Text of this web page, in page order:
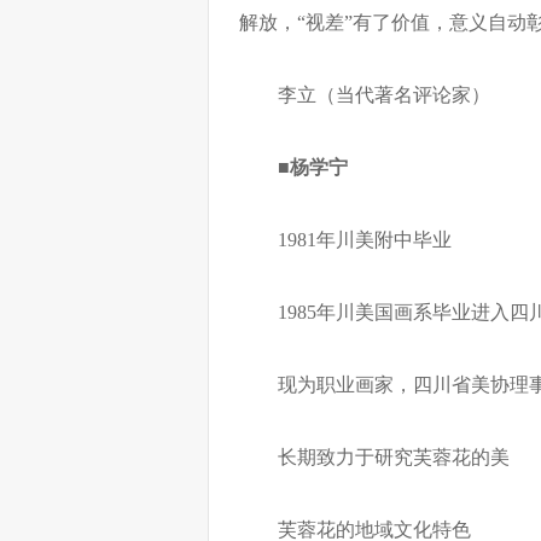
解放，“视差”有了价值，意义自动
李立（当代著名评论家）
■杨学宁
1981年川美附中毕业
1985年川美国画系毕业进入四
现为职业画家，四川省美协理
长期致力于研究芙蓉花的美
芙蓉花的地域文化特色